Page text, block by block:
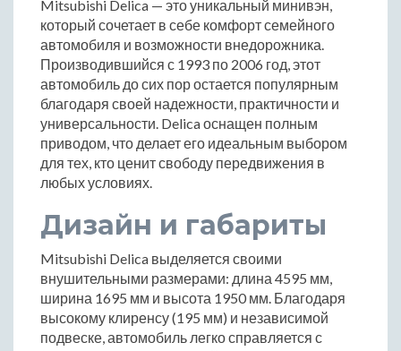
Mitsubishi Delica — это уникальный минивэн,
который сочетает в себе комфорт семейного
автомобиля и возможности внедорожника.
Производившийся с 1993 по 2006 год, этот
автомобиль до сих пор остается популярным
благодаря своей надежности, практичности и
универсальности. Delica оснащен полным
приводом, что делает его идеальным выбором
для тех, кто ценит свободу передвижения в
любых условиях.
Дизайн и габариты
Mitsubishi Delica выделяется своими
внушительными размерами: длина 4595 мм,
ширина 1695 мм и высота 1950 мм. Благодаря
высокому клиренсу (195 мм) и независимой
подвеске, автомобиль легко справляется с